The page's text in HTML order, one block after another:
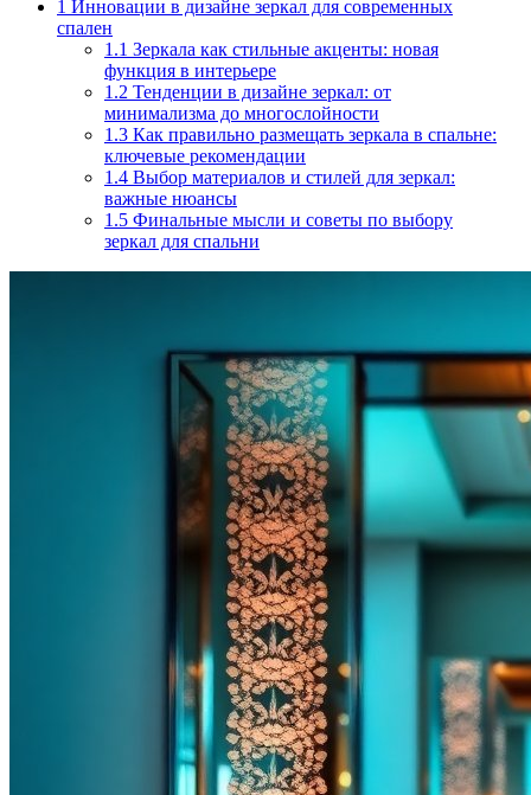
1 Инновации в дизайне зеркал для современных
спален
1.1 Зеркала как стильные акценты: новая
функция в интерьере
1.2 Тенденции в дизайне зеркал: от
минимализма до многослойности
1.3 Как правильно размещать зеркала в спальне:
ключевые рекомендации
1.4 Выбор материалов и стилей для зеркал:
важные нюансы
1.5 Финальные мысли и советы по выбору
зеркал для спальни